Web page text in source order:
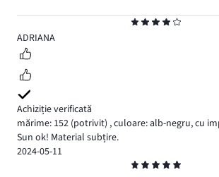
4
ADRIANA
Achiziție verificată
mărime: 152 (potrivit) ,culoare: alb-negru, cu
Sun ok! Material subțire.
2024-05-11